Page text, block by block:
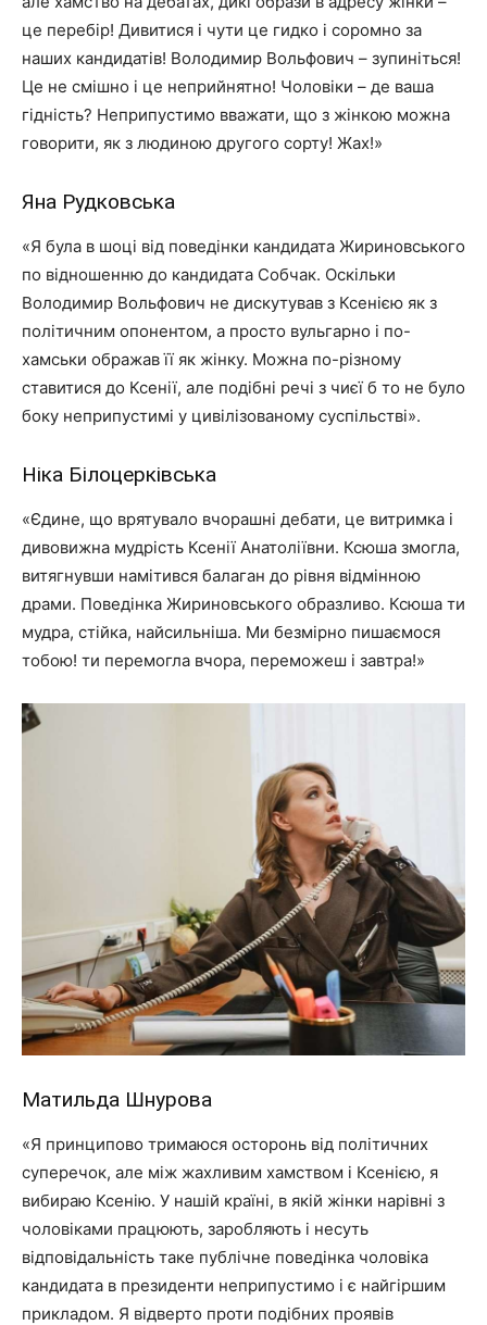
це перебір! Дивитися і чути це гидко і соромно за
наших кандидатів! Володимир Вольфович – зупиніться!
Це не смішно і це неприйнятно! Чоловіки – де ваша
гідність? Неприпустимо вважати, що з жінкою можна
говорити, як з людиною другого сорту! Жах!»
Яна Рудковська
«Я була в шоці від поведінки кандидата Жириновського
по відношенню до кандидата Собчак. Оскільки
Володимир Вольфович не дискутував з Ксенією як з
політичним опонентом, а просто вульгарно і по-
хамськи ображав її як жінку. Можна по-різному
ставитися до Ксенії, але подібні речі з чиєї б то не було
боку неприпустимі у цивілізованому суспільстві».
Ніка Білоцерківська
«Єдине, що врятувало вчорашні дебати, це витримка і
дивовижна мудрість Ксенії Анатоліївни. Ксюша змогла,
витягнувши намітився балаган до рівня відмінною
драми. Поведінка Жириновського образливо. Ксюша ти
мудра, стійка, найсильніша. Ми безмірно пишаємося
тобою! ти перемогла вчора, переможеш і завтра!»
Матильда Шнурова
«Я принципово тримаюся осторонь від політичних
суперечок, але між жахливим хамством і Ксенією, я
вибираю Ксенію. У нашій країні, в якій жінки нарівні з
чоловіками працюють, заробляють і несуть
відповідальність таке публічне поведінка чоловіка
кандидата в президенти неприпустимо і є найгіршим
прикладом. Я відверто проти подібних проявів